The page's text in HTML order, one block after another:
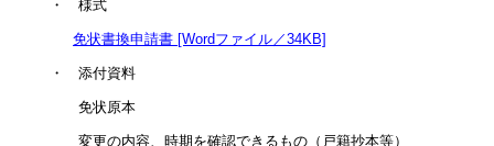
・ 様式
免状書換申請書 [Wordファイル／34KB]
・ 添付資料
免状原本
変更の内容、時期を確認できるもの（戸籍抄本等）